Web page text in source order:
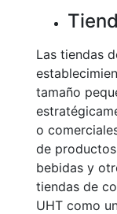
Las tiendas
tamaño
o
de
bebidas y
tiendas de
UHT como